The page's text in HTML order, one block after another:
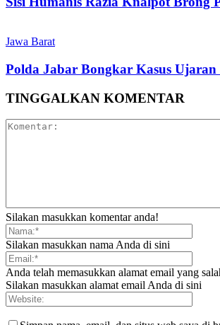
Jawa Barat
Polda Jabar Bongkar Kasus Ujaran
TINGGALKAN KOMENTAR
Silakan masukkan komentar anda!
Silakan masukkan nama Anda di sini
Anda telah memasukkan alamat email yang
Silakan masukkan alamat email Anda di sini